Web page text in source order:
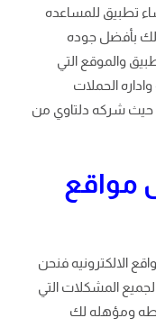
تطبيق للمساعده
بأفضل جوده
والموقع التي
الحملات
حيث شركه دلتاوي من
مواقع
الالكترونيه فنحن
المشكلات التي
ومؤهله لك